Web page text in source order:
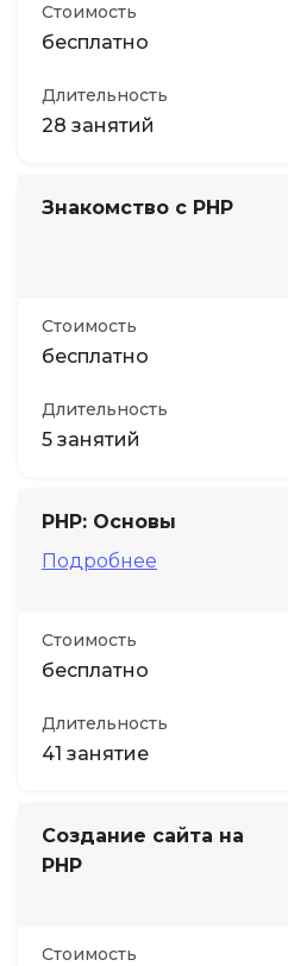
Стоимость
бесплатно
Длительность
28 занятий
Знакомство с PHP
Стоимость
бесплатно
Длительность
5 занятий
PHP: Основы
Подробнее
Стоимость
бесплатно
Длительность
41 занятие
Создание сайта на
PHP
Стоимость